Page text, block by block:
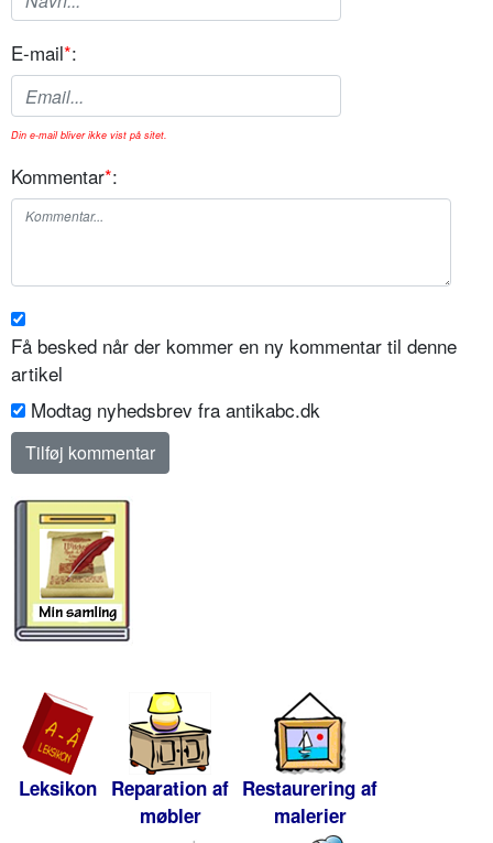
E-mail*:
Din e-mail bliver ikke vist på sitet.
Kommentar*:
Få besked når der kommer en ny kommentar til denne
artikel
Modtag nyhedsbrev fra antikabc.dk
Leksikon Reparation af
møbler
Restaurering af
malerier